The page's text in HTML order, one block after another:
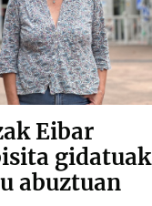
Eibar
gidatuak
abuztuan